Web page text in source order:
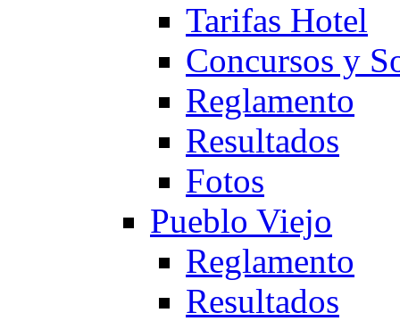
Tarifas Hotel
Concursos y
Reglamento
Resultados
Fotos
Pueblo Viejo
Reglamento
Resultados